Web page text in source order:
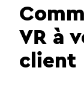
VR à
client